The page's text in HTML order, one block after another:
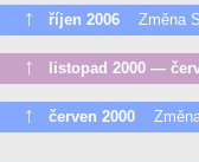
↑ říjen 2006 Změna
↑ listopad 2000 —
↑ červen 2000 Změna